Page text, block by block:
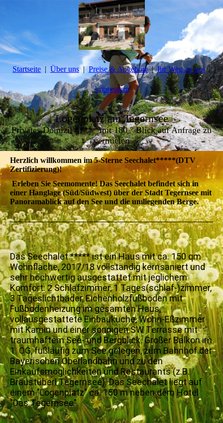
Startseite Über uns Preise & Angebote Ihr Weg zu uns
Impressum
Logenplatz am Tegernsee
Privates Domizil ***** mit 180 ° Blick auf Anfrage zu
vermieten
Herzlich willkommen im 5-Sterne Seechalet*****(DTV
Zertifizierung)!
Erleben Sie Seemomente! Das Seechalet befindet sich in
einer Hanglage (Süd/Südwest) über der Stadt Tegernsee mit
Panoramablick auf den See und die umliegenden Berge.
Das Seechalet ***** ist ein Haus mit ca. 150 qm
Wohnfläche, 2017/18 vollständig kernsaniert und
sehr hochwertig ausgestattet mit jeglichem
Komfort: 2 Schlafzimmer, 1 Tages(schlaf-)zimmer,
3 Tageslichtbäder, Eichenholzfußböden mit
Fußbodenheizung im gesamten Haus,
vollausgestattete Einbauküche, Wohn-Eßzimmer
mit Kamin und einer sonnigen SW Terrasse mit
traumhaftem See- und Bergblick. Großer Balkon im
1. OG, fußläufig zum See gelegen, zum Bahnhof der
Bayerischen Oberlandbahn und zu den
Einkaufsmöglichkeiten und Restaurants (z.B.
Bräustüberl Tegernsee). Das Seechalet liegt auf
einem "Logenplatz" ca. 150 m neben dem Hotel
"Das Tegernsee".